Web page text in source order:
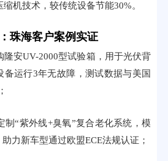
缩机技术，较传统设备节能30%。
珠海客户案例实证
隆安UV-2000型试验箱，用于光伏背
备运行3年无故障，测试数据与美国
制“紫外线+臭氧”复合老化系统，模
力新车型通过欧盟ECE法规认证；